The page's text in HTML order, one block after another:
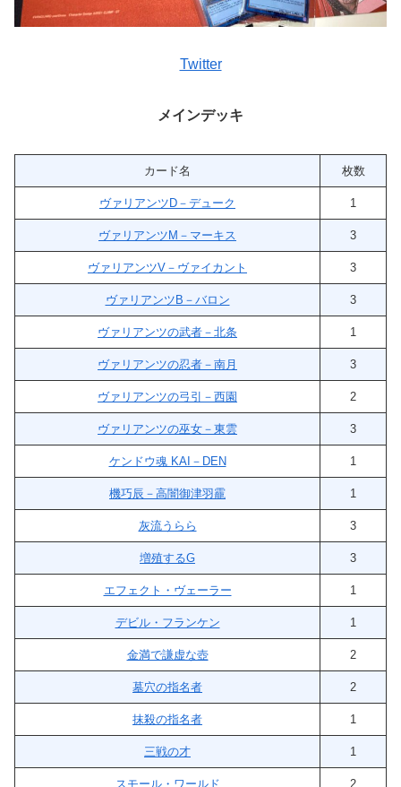
Twitter
メインデッキ
カード名 枚数
ヴァリアンツD－デューク 1
ヴァリアンツM－マーキス 3
ヴァリアンツV－ヴァイカント 3
ヴァリアンツB－バロン 3
ヴァリアンツの武者－北条 1
ヴァリアンツの忍者－南月 3
ヴァリアンツの弓引－西園 2
ヴァリアンツの巫女－東雲 3
ケンドウ魂 KAI－DEN 1
機巧辰－高闇御津羽靇 1
灰流うらら 3
増殖するG 3
エフェクト・ヴェーラー 1
デビル・フランケン 1
金満で謙虚な壺 2
墓穴の指名者 2
抹殺の指名者 1
三戦の才 1
スモール・ワールド 2